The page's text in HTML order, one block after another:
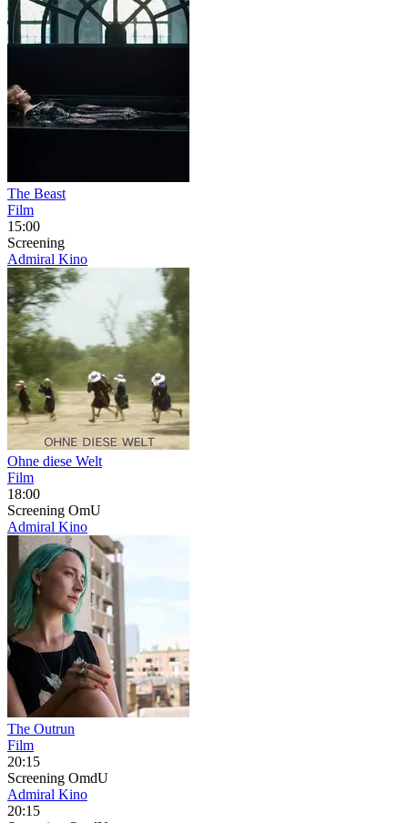
The Beast
Film
15:00
Screening
Admiral Kino
Ohne diese Welt
Film
18:00
Screening OmU
Admiral Kino
The Outrun
Film
20:15
Screening OmdU
Admiral Kino
20:15